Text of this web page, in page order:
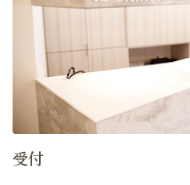
受付